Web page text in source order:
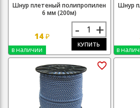
Шнур плетеный полипропилен
6 мм (200м)
14 ₽ - +
КУПИТЬ
в наличии
Шнур
в